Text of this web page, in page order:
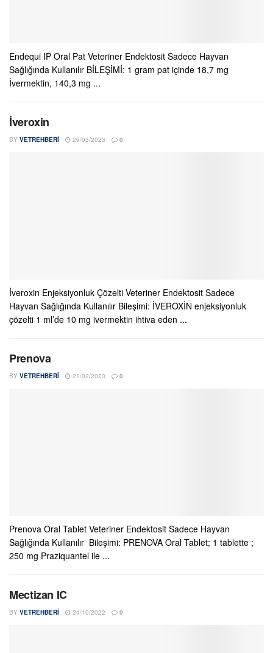
Endequi IP Oral Pat Veteriner Endektosit Sadece Hayvan
Sağlığında Kullanılır BİLEŞİMİ: 1 gram pat içinde 18,7 mg
İvermektin, 140,3 mg ...
İveroxin
BY VETREHBERI 29/03/2023 0
İveroxin Enjeksiyonluk Çözelti Veteriner Endektosit Sadece
Hayvan Sağlığında Kullanılır Bileşimi: İVEROXİN enjeksiyonluk
çözelti 1 ml’de 10 mg ivermektin ihtiva eden ...
Prenova
BY VETREHBERI 21/02/2023 0
Prenova Oral Tablet Veteriner Endektosit Sadece Hayvan
Sağlığında Kullanılır Bileşimi: PRENOVA Oral Tablet; 1 tablette ;
250 mg Praziquantel ile ...
Mectizan IC
BY VETREHBERI 24/10/2022 0